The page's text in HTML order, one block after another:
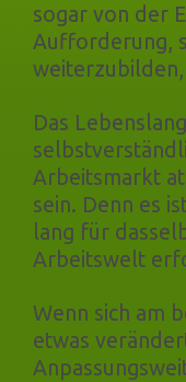
sogar von der
Aufforderung,
Das
Arbeitsmarkt
sein. Denn es
lang für
Arbeitswelt
Wenn sich am
etwas